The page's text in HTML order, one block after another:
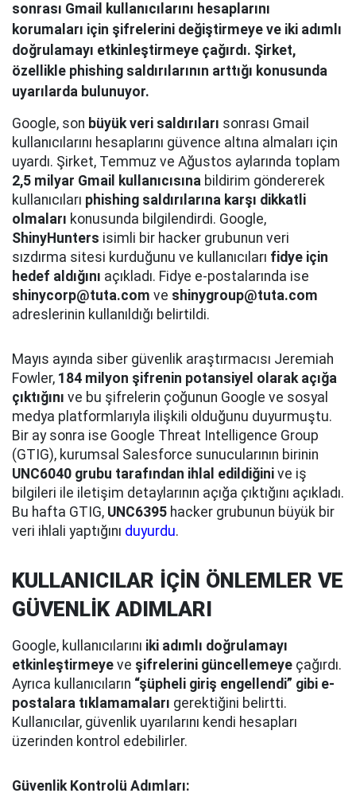
sonrası Gmail kullanıcılarını hesaplarını
korumaları için şifrelerini değiştirmeye ve iki adımlı
doğrulamayı etkinleştirmeye çağırdı. Şirket,
özellikle phishing saldırılarının arttığı konusunda
uyarılarda bulunuyor.
Google, son büyük veri saldırıları sonrası Gmail
kullanıcılarını hesaplarını güvence altına almaları için
uyardı. Şirket, Temmuz ve Ağustos aylarında toplam
2,5 milyar Gmail kullanıcısına bildirim göndererek
kullanıcıları phishing saldırılarına karşı dikkatli
olmaları konusunda bilgilendirdi. Google,
ShinyHunters isimli bir hacker grubunun veri
sızdırma sitesi kurduğunu ve kullanıcıları fidye için
hedef aldığını açıkladı. Fidye e-postalarında ise
shinycorp@tuta.com ve shinygroup@tuta.com
adreslerinin kullanıldığı belirtildi.
Mayıs ayında siber güvenlik araştırmacısı Jeremiah
Fowler, 184 milyon şifrenin potansiyel olarak açığa
çıktığını ve bu şifrelerin çoğunun Google ve sosyal
medya platformlarıyla ilişkili olduğunu duyurmuştu.
Bir ay sonra ise Google Threat Intelligence Group
(GTIG), kurumsal Salesforce sunucularının birinin
UNC6040 grubu tarafından ihlal edildiğini ve iş
bilgileri ile iletişim detaylarının açığa çıktığını açıkladı.
Bu hafta GTIG, UNC6395 hacker grubunun büyük bir
veri ihlali yaptığını duyurdu.
KULLANICILAR İÇİN ÖNLEMLER VE
GÜVENLİK ADIMLARI
Google, kullanıcılarını iki adımlı doğrulamayı
etkinleştirmeye ve şifrelerini güncellemeye çağırdı.
Ayrıca kullanıcıların “şüpheli giriş engellendi” gibi e-
postalara tıklamamaları gerektiğini belirtti.
Kullanıcılar, güvenlik uyarılarını kendi hesapları
üzerinden kontrol edebilirler.
Güvenlik Kontrolü Adımları: